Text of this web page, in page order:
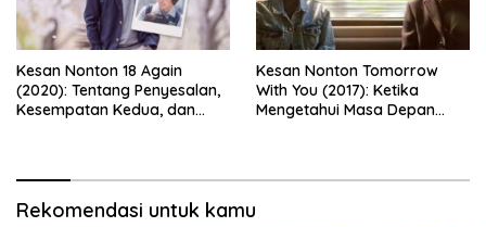
Kesan Nonton 18 Again
(2020): Tentang Penyesalan,
Kesempatan Kedua, dan
Kesan Nonton Tomorrow
With You (2017): Ketika
Mengetahui Masa Depan
Rekomendasi untuk kamu